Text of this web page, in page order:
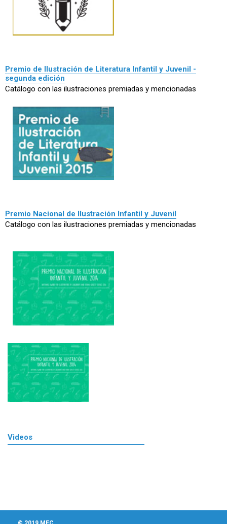
Premio de Ilustración de Literatura Infantil y Juvenil -
segunda edición
Catálogo con las ilustraciones premiadas y mencionadas
Premio Nacional de Ilustración Infantil y Juvenil
Catálogo con las ilustraciones premiadas y mencionadas
Videos